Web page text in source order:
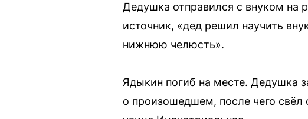
Дедушка отправился с внуком на
источник, «дед решил научить
нижнюю челюсть».
Ядыкин погиб на месте. Дедушка
о произошедшем, после чего